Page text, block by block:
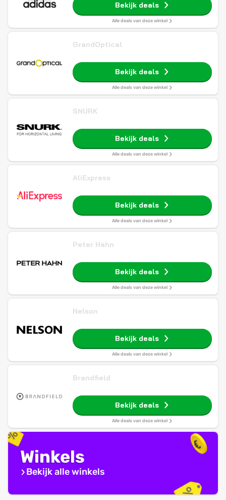
Bekijk deals
Alle deals van deze winkel
GrandOptical
Bekijk deals
Alle deals van deze winkel
SNURK
Bekijk deals
Alle deals van deze winkel
AliExpress
Bekijk deals
Alle deals van deze winkel
Peter Hahn
Bekijk deals
Alle deals van deze winkel
Nelson
Bekijk deals
Alle deals van deze winkel
Brandfield
Bekijk deals
Alle deals van deze winkel
Winkels
Bekijk alle winkels